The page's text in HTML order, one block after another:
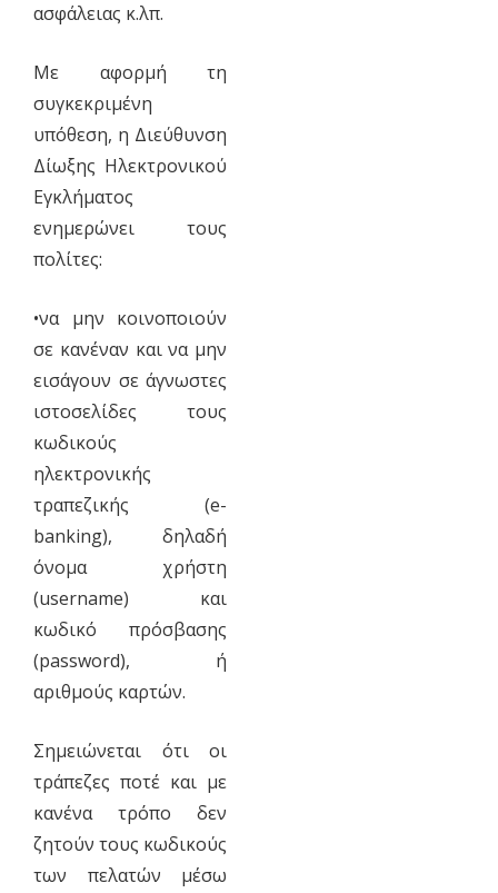
ασφάλειας κ.λπ.
Με αφορμή τη
συγκεκριμένη
υπόθεση, η Διεύθυνση
Δίωξης Ηλεκτρονικού
Εγκλήματος
ενημερώνει τους
πολίτες:
•να μην κοινοποιούν
σε κανέναν και να μην
εισάγουν σε άγνωστες
ιστοσελίδες τους
κωδικούς
ηλεκτρονικής
τραπεζικής (e-
banking), δηλαδή
όνομα χρήστη
(username) και
κωδικό πρόσβασης
(password), ή
αριθμούς καρτών.
Σημειώνεται ότι οι
τράπεζες ποτέ και με
κανένα τρόπο δεν
ζητούν τους κωδικούς
των πελατών μέσω